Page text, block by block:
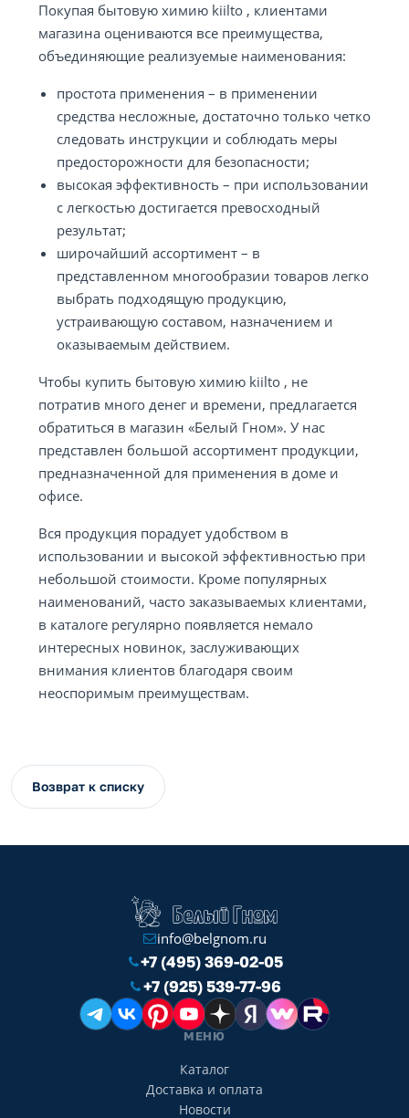
Покупая бытовую химию kiilto , клиентами
магазина оцениваются все преимущества,
объединяющие реализуемые наименования:
простота применения – в применении
средства несложные, достаточно только четко
следовать инструкции и соблюдать меры
предосторожности для безопасности;
высокая эффективность – при использовании
с легкостью достигается превосходный
результат;
широчайший ассортимент – в
представленном многообразии товаров легко
выбрать подходящую продукцию,
устраивающую составом, назначением и
оказываемым действием.
Чтобы купить бытовую химию kiilto , не
потратив много денег и времени, предлагается
обратиться в магазин «Белый Гном». У нас
представлен большой ассортимент продукции,
предназначенной для применения в доме и
офисе.
Вся продукция порадует удобством в
использовании и высокой эффективностью при
небольшой стоимости. Кроме популярных
наименований, часто заказываемых клиентами,
в каталоге регулярно появляется немало
интересных новинок, заслуживающих
внимания клиентов благодаря своим
неоспоримым преимуществам.
Возврат к списку
info@belgnom.ru
+7 (495) 369-02-05
+7 (925) 539-77-96
МЕНЮ
Каталог
Доставка и оплата
Новости